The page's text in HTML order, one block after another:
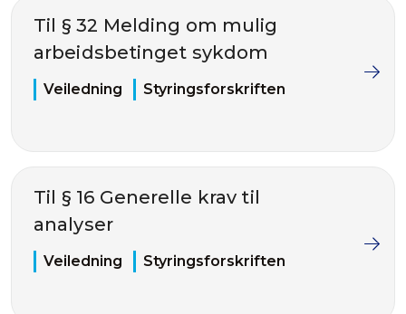
Til § 32 Melding om mulig
arbeidsbetinget sykdom
Veiledning Styringsforskriften
Til § 16 Generelle krav til
analyser
Veiledning Styringsforskriften